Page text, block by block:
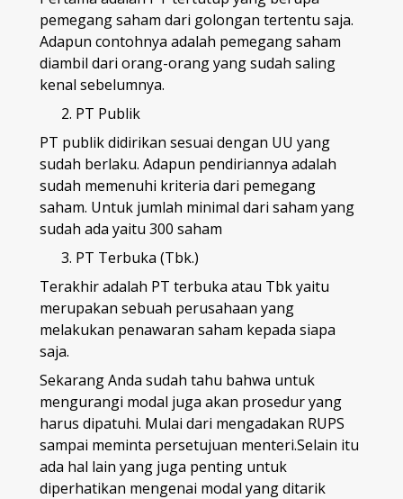
pemegang saham dari golongan tertentu saja.
Adapun contohnya adalah pemegang saham
diambil dari orang-orang yang sudah saling
kenal sebelumnya.
PT Publik
PT publik didirikan sesuai dengan UU yang
sudah berlaku. Adapun pendiriannya adalah
sudah memenuhi kriteria dari pemegang
saham. Untuk jumlah minimal dari saham yang
sudah ada yaitu 300 saham
PT Terbuka (Tbk.)
Terakhir adalah PT terbuka atau Tbk yaitu
merupakan sebuah perusahaan yang
melakukan penawaran saham kepada siapa
saja.
Sekarang Anda sudah tahu bahwa untuk
mengurangi modal juga akan prosedur yang
harus dipatuhi. Mulai dari mengadakan RUPS
sampai meminta persetujuan menteri.Selain itu
ada hal lain yang juga penting untuk
diperhatikan mengenai modal yang ditarik